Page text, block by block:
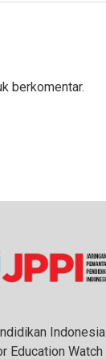
berkomentar.
Indonesia
Education Watch